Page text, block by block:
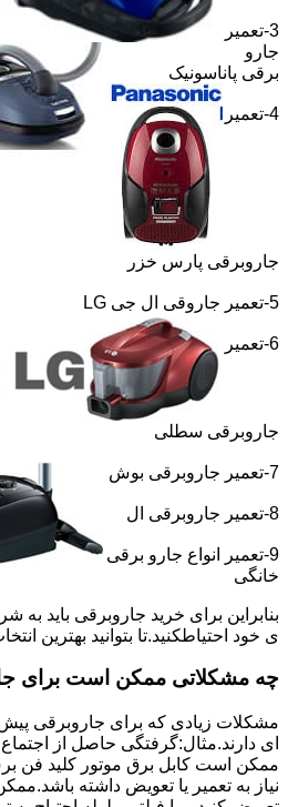
3-تعمیر
جارو
برقی پاناسونیک
4-تعمیر
جاروبرقی پارس خزر
5-تعمیر جاروقی ال جی LG
6-تعمیر
جاروبرقی سطلی
7-تعمیر جاروبرقی بوش
8-تعمیر جاروبرقی ال
9-تعمیر انواع جارو برقی
خانگی
بنابراین برای خرید جاروبرقی باید به
ی خود احتیاطکنید.تا بتوانید بهترین
چه مشکلاتی ممکن است برای
مشکلات زیادی که برای جاروبرقی
ای دارند.مثال:گرفتگی حاصل از
ممکن است کابل برق موتور کلید فن
نیاز به تعمیر یا تعویض داشته